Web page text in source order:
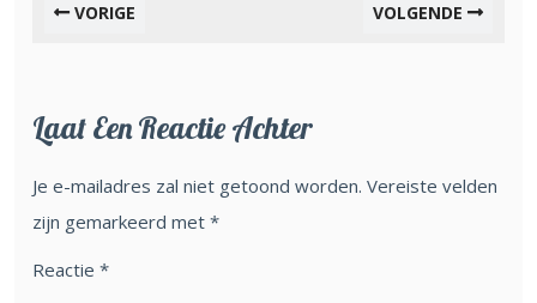
VORIGE VOLGENDE
Laat Een Reactie Achter
Je e-mailadres zal niet getoond worden. Vereiste velden
zijn gemarkeerd met *
Reactie *